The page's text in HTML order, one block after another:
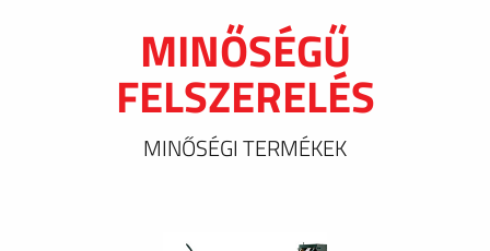
MINŐSÉGŰ
FELSZERELÉS
MINŐSÉGI TERMÉKEK